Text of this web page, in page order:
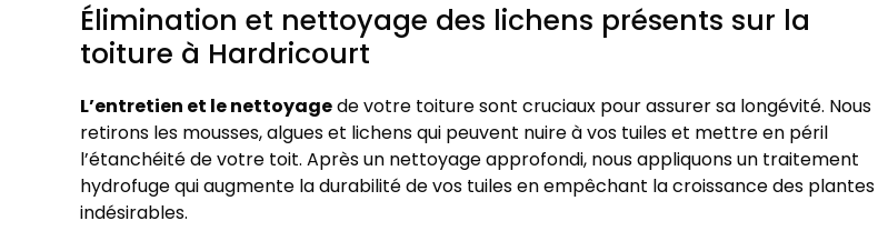
Élimination et nettoyage des lichens présents sur la
toiture à Hardricourt
L’entretien et le nettoyagede votre toiture sont cruciaux pour assurer sa longévité. Nous
retirons les mousses, algues et lichens qui peuvent nuire à vos tuiles et mettre en péril
l’étanchéité de votre toit. Après un nettoyage approfondi, nous appliquons un traitement
hydrofuge qui augmente la durabilité de vos tuiles en empêchant la croissance des plantes
indésirables.